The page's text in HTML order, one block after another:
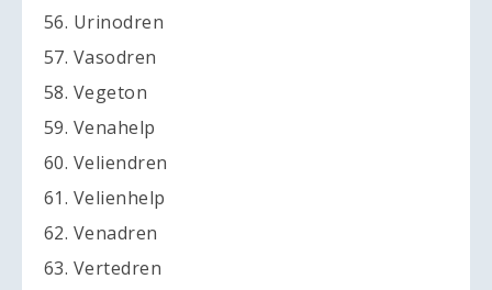
56. Urinodren
57. Vasodren
58. Vegeton
59. Venahelp
60. Veliendren
61. Velienhelp
62. Venadren
63. Vertedren